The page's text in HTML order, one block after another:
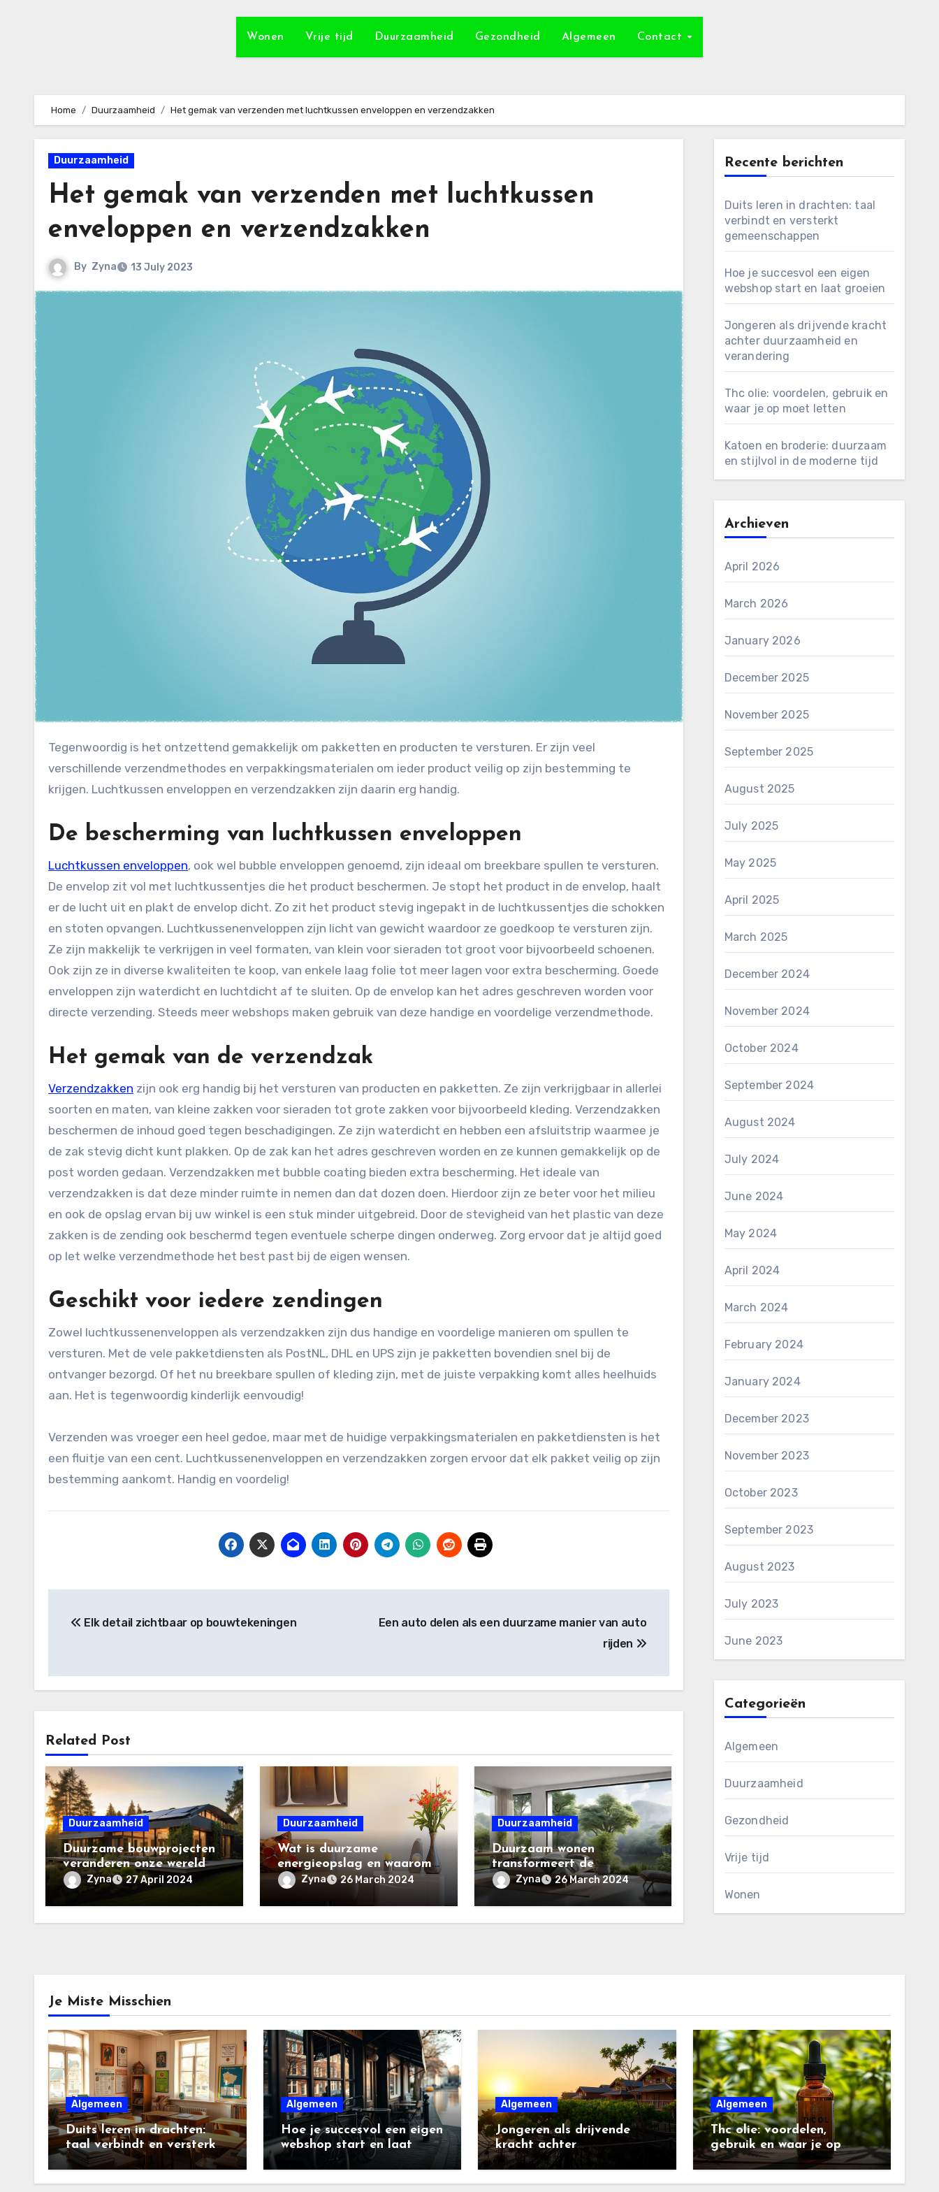
Wonen Vrije tijd Duurzaamheid Gezondheid Algemeen Contact
Home Duurzaamheid Het gemak van verzenden met luchtkussen enveloppen en verzendzakken
Duurzaamheid
Het gemak van verzenden met luchtkussen
enveloppen en verzendzakken
By Zyna 13 July 2023
Tegenwoordig is het ontzettend gemakkelijk om pakketten en producten te versturen. Er zijn veel
verschillende verzendmethodes en verpakkingsmaterialen om ieder product veilig op zijn bestemming te
krijgen. Luchtkussen enveloppen en verzendzakken zijn daarin erg handig.
De bescherming van luchtkussen enveloppen
Luchtkussen enveloppen, ook wel bubble enveloppen genoemd, zijn ideaal om breekbare spullen te versturen.
De envelop zit vol met luchtkussentjes die het product beschermen. Je stopt het product in de envelop, haalt
er de lucht uit en plakt de envelop dicht. Zo zit het product stevig ingepakt in de luchtkussentjes die schokken
en stoten opvangen. Luchtkussenenveloppen zijn licht van gewicht waardoor ze goedkoop te versturen zijn.
Ze zijn makkelijk te verkrijgen in veel formaten, van klein voor sieraden tot groot voor bijvoorbeeld schoenen.
Ook zijn ze in diverse kwaliteiten te koop, van enkele laag folie tot meer lagen voor extra bescherming. Goede
enveloppen zijn waterdicht en luchtdicht af te sluiten. Op de envelop kan het adres geschreven worden voor
directe verzending. Steeds meer webshops maken gebruik van deze handige en voordelige verzendmethode.
Het gemak van de verzendzak
Verzendzakken zijn ook erg handig bij het versturen van producten en pakketten. Ze zijn verkrijgbaar in allerlei
soorten en maten, van kleine zakken voor sieraden tot grote zakken voor bijvoorbeeld kleding. Verzendzakken
beschermen de inhoud goed tegen beschadigingen. Ze zijn waterdicht en hebben een afsluitstrip waarmee je
de zak stevig dicht kunt plakken. Op de zak kan het adres geschreven worden en ze kunnen gemakkelijk op de
post worden gedaan. Verzendzakken met bubble coating bieden extra bescherming. Het ideale van
verzendzakken is dat deze minder ruimte in nemen dan dat dozen doen. Hierdoor zijn ze beter voor het milieu
en ook de opslag ervan bij uw winkel is een stuk minder uitgebreid. Door de stevigheid van het plastic van deze
zakken is de zending ook beschermd tegen eventuele scherpe dingen onderweg. Zorg ervoor dat je altijd goed
op let welke verzendmethode het best past bij de eigen wensen.
Geschikt voor iedere zendingen
Zowel luchtkussenenveloppen als verzendzakken zijn dus handige en voordelige manieren om spullen te
versturen. Met de vele pakketdiensten als PostNL, DHL en UPS zijn je pakketten bovendien snel bij de
ontvanger bezorgd. Of het nu breekbare spullen of kleding zijn, met de juiste verpakking komt alles heelhuids
aan. Het is tegenwoordig kinderlijk eenvoudig!
Verzenden was vroeger een heel gedoe, maar met de huidige verpakkingsmaterialen en pakketdiensten is het
een fluitje van een cent. Luchtkussenenveloppen en verzendzakken zorgen ervoor dat elk pakket veilig op zijn
bestemming aankomt. Handig en voordelig!
navigation
Elk detail zichtbaar op bouwtekeningen
Een auto delen als een duurzame manier van auto
rijden
Related Post
Duurzaamheid
Duurzame bouwprojecten
veranderen onze wereld
Zyna 27 April 2024
Duurzaamheid
Wat is duurzame
energieopslag en waarom
thuis?Zyna 26 March 2024
Duurzaamheid
Duurzaam wonen
transformeert de
toekomst van de
woningsector
Zyna 26 March 2024
Recente berichten
Duits leren in drachten: taal
verbindt en versterkt
gemeenschappen
Hoe je succesvol een eigen
webshop start en laat groeien
Jongeren als drijvende kracht
achter duurzaamheid en
verandering
Thc olie: voordelen, gebruik en
waar je op moet letten
Katoen en broderie: duurzaam
en stijlvol in de moderne tijd
Archieven
April 2026
March 2026
January 2026
December 2025
November 2025
September 2025
August 2025
July 2025
May 2025
April 2025
March 2025
December 2024
November 2024
October 2024
September 2024
August 2024
July 2024
June 2024
May 2024
April 2024
March 2024
February 2024
January 2024
December 2023
November 2023
October 2023
September 2023
August 2023
July 2023
June 2023
Categorieën
Algemeen
Duurzaamheid
Gezondheid
Vrije tijd
Wonen
Je Miste Misschien
Algemeen
Duits leren in drachten:
taal verbindt en versterkt
gemeenschappen
Algemeen
Hoe je succesvol een eigen
webshop start en laat
groeien
Algemeen
Jongeren als drijvende
kracht achter
duurzaamheid en
verandering
Algemeen
Thc olie: voordelen,
gebruik en waar je op
moet letten